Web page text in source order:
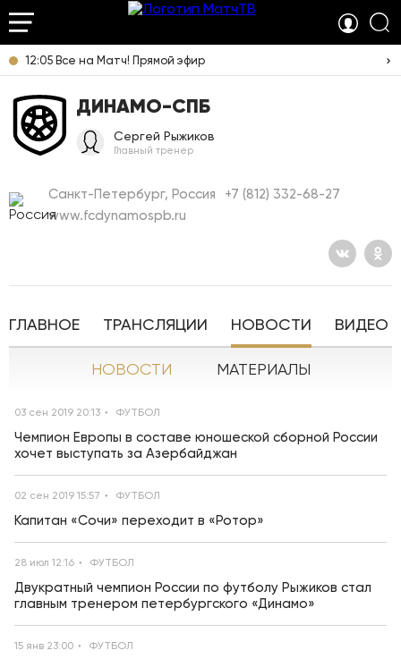
12:05 Все на Матч! Прямой эфир
ДИНАМО-СПБ
Сергей Рыжиков
Главный тренер
Санкт-Петербург, Россия
+7 (812) 332-68-27
www.fcdynamospb.ru
ГЛАВНОЕ ТРАНСЛЯЦИИ НОВОСТИ ВИДЕО
НОВОСТИ МАТЕРИАЛЫ
03 сен 2019 20:13 ФУТБОЛ
Чемпион Европы в составе юношеской сборной России
хочет выступать за Азербайджан
02 сен 2019 15:57 ФУТБОЛ
Капитан «Сочи» переходит в «Ротор»
28 июл 12:16 ФУТБОЛ
Двукратный чемпион России по футболу Рыжиков стал
главным тренером петербургского «Динамо»
15 янв 23:00 ФУТБОЛ